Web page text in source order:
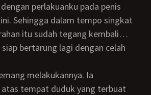
perlakuanku pada penis
Sehingga dalam tempo singkat
itu sudah tegang kembali…
bertarung lagi dengan celah
tempat duduk yang terbuat